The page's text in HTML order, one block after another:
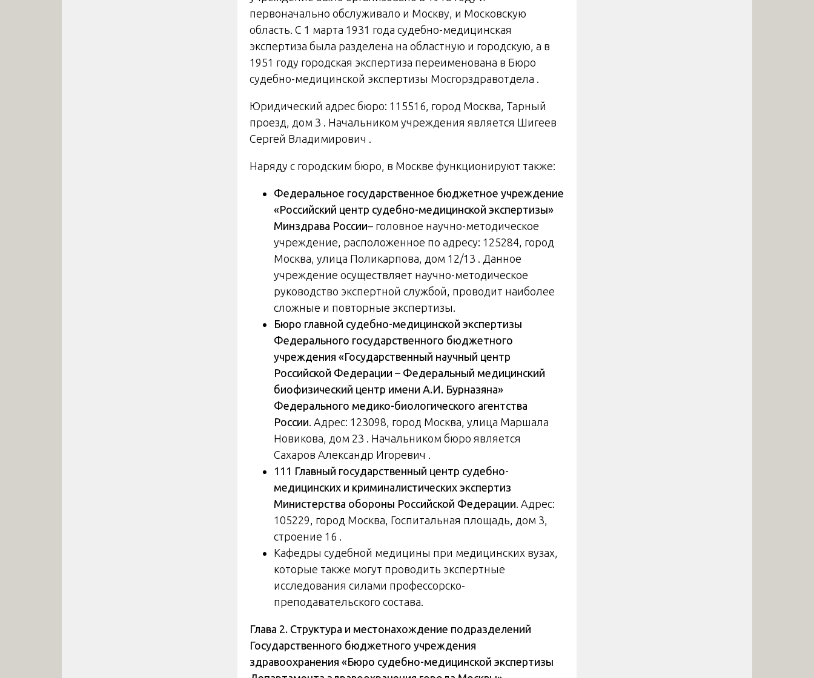
первоначально обслуживало и Москву, и Московскую
область. С 1 марта 1931 года судебно-медицинская
экспертиза была разделена на областную и городскую, а в
1951 году городская экспертиза переименована в Бюро
судебно-медицинской экспертизы Мосгорздравотдела .
Юридический адрес бюро: 115516, город Москва, Тарный
проезд, дом 3 . Начальником учреждения является Шигеев
Сергей Владимирович .
Наряду с городским бюро, в Москве функционируют также:
Федеральное государственное бюджетное учреждение
«Российский центр судебно-медицинской экспертизы»
Минздрава России– головное научно-методическое
учреждение, расположенное по адресу: 125284, город
Москва, улица Поликарпова, дом 12/13 . Данное
учреждение осуществляет научно-методическое
руководство экспертной службой, проводит наиболее
сложные и повторные экспертизы.
Бюро главной судебно-медицинской экспертизы
Федерального государственного бюджетного
учреждения «Государственный научный центр
Российской Федерации – Федеральный медицинский
биофизический центр имени А.И. Бурназяна»
Федерального медико-биологического агентства
России . Адрес: 123098, город Москва, улица Маршала
Новикова, дом 23 . Начальником бюро является
Сахаров Александр Игоревич .
111 Главный государственный центр судебно-
медицинских и криминалистических экспертиз
Министерства обороны Российской Федерации . Адрес:
105229, город Москва, Госпитальная площадь, дом 3,
строение 16 .
Кафедры судебной медицины при медицинских вузах,
которые также могут проводить экспертные
исследования силами профессорско-
преподавательского состава.
Глава 2. Структура и местонахождение подразделений
Государственного бюджетного учреждения
здравоохранения «Бюро судебно-медицинской экспертизы